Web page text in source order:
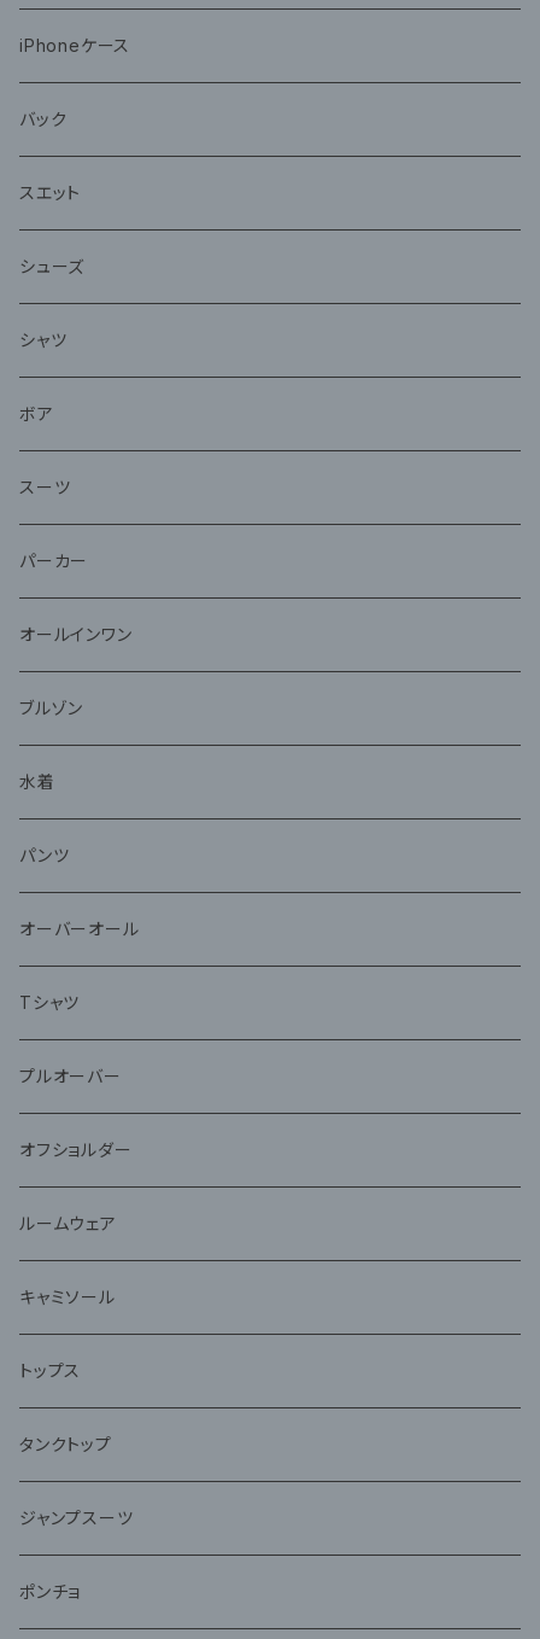
iPhoneケース
バック
スエット
シューズ
シャツ
ボア
スーツ
パーカー
オールインワン
ブルゾン
水着
パンツ
オーバーオール
Tシャツ
プルオーバー
オフショルダー
ルームウェア
キャミソール
トップス
タンクトップ
ジャンプスーツ
ポンチョ